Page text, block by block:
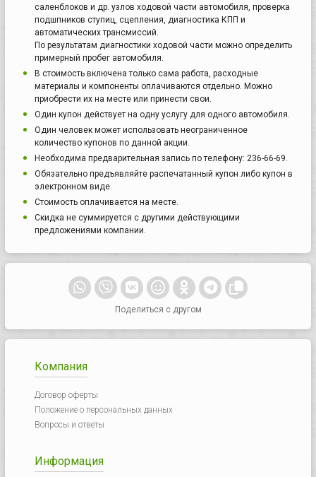
саленблоков и др. узлов ходовой части автомобиля, проверка
подшпников ступиц, сцепления, диагностика КПП и
автоматических трансмиссий.
По результатам диагностики ходовой части можно определить
примерный пробег автомобиля.
В стоимость включена только сама работа, расходные
материалы и компоненты оплачиваются отдельно. Можно
приобрести их на месте или принести свои.
Один купон действует на одну услугу для одного автомобиля.
Один человек может использовать неограниченное
количество купонов по данной акции.
Необходима предварительная запись по телефону: 236-66-69.
Обязательно предъявляйте распечатанный купон либо купон в
электронном виде.
Стоимость оплачивается на месте.
Скидка не суммируется с другими действующими
предложениями компании.
Поделиться с другом
Компания
Договор оферты
Положение о персональных данных
Вопросы и ответы
Информация